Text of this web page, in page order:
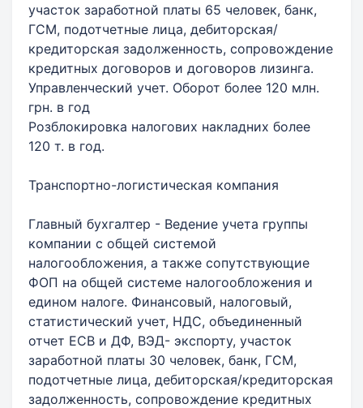
участок заработной платы 65 человек, банк,
ГСМ, подотчетные лица, дебиторская/
кредиторская задолженность, сопровождение
кредитных договоров и договоров лизинга.
Управленческий учет. Оборот более 120 млн.
грн. в год
Розблокировка налогових накладних более
120 т. в год.
Транспортно-логистическая компания
Главный бухгалтер - Ведение учета группы
компании с общей системой
налогообложения, а также сопутствующие
ФОП на общей системе налогообложения и
едином налоге. Финансовый, налоговый,
статистический учет, НДС, объединенный
отчет ЕСВ и ДФ, ВЭД- экспорту, участок
заработной платы 30 человек, банк, ГСМ,
подотчетные лица, дебиторская/кредиторская
задолженность, сопровождение кредитных